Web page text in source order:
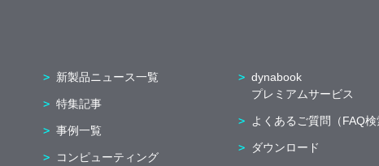
新製品ニュース一覧
特集記事
事例一覧
コンピューティング
dynabook
プレミアムサービス
よくあるご質問（FAQ検
ダウンロード